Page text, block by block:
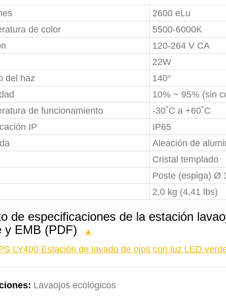
2600 eLu
de color
5500-6000K
120-264 V CA
22W
del haz
140°
10% ~ 95% (sin
de funcionamiento
-30˚C a +60˚C
IP
IP65
Aleación de
Cristal templado
Poste (espiga) Ø
2,0 kg (4,41 lbs)
de especificaciones de la estación
y EMB (PDF)
▲
LY400 Estación de lavado de ojos con luz LED
Lavaojos ecológicos